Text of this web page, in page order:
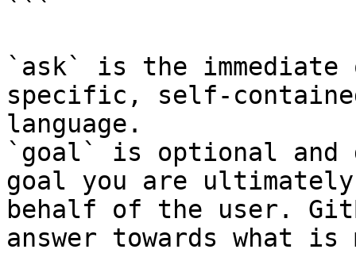
```
`ask` is the
specific, self-
language.
`goal` is optional and
goal you are
behalf of the user.
answer towards what